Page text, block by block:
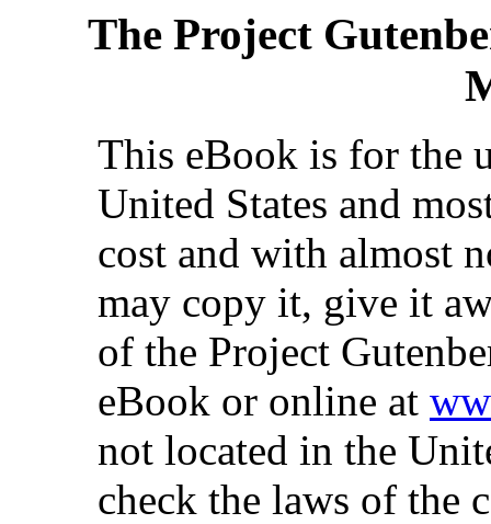
The Project
This eBook is for the
United States and
cost and with almost
may copy it, give it
of the Project
eBook or online at
not located in the
check the laws of the